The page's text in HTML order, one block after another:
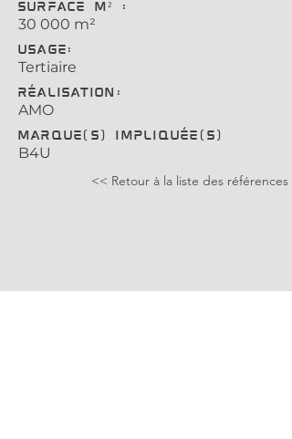
Surface m² :
30 000 m²
usage:
Tertiaire
Réalisation:
AMO
Marque(s) impliquée(s)
B4U
<< Retour à la liste des références